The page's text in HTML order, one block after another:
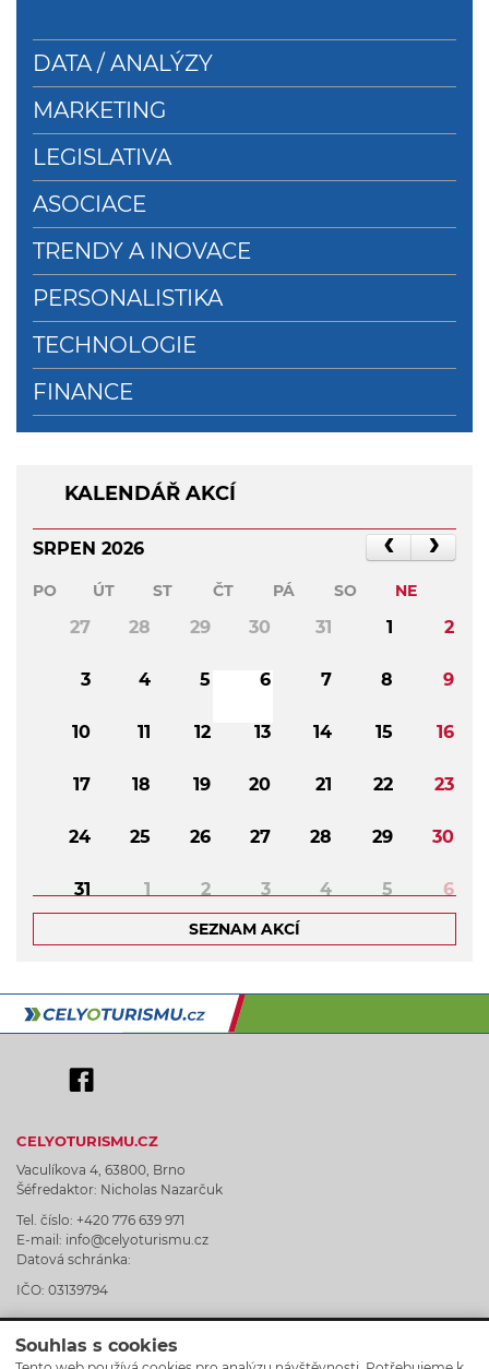
DATA / ANALÝZY
MARKETING
LEGISLATIVA
ASOCIACE
TRENDY A INOVACE
PERSONALISTIKA
TECHNOLOGIE
FINANCE
KALENDÁŘ AKCÍ
SRPEN 2026
PO ÚT ST ČT PÁ SO NE
27 28 29 30 31 1 2
3 4 5 6 7 8 9
10 11 12 13 14 15 16
17 18 19 20 21 22 23
24 25 26 27 28 29 30
31 1 2 3 4 5 6
SEZNAM AKCÍ
CELYOTURISMU.CZ
Vaculíkova 4, 63800, Brno
Šéfredaktor: Nicholas Nazarčuk
Tel. číslo: +420 776 639 971
E-mail: info@celyoturismu.cz
Datová schránka:
IČO: 03139794
Souhlas s cookies